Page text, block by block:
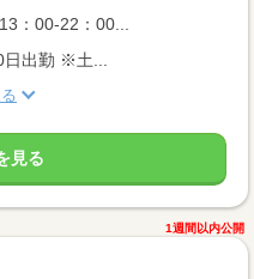
：00-22：00...
出勤 ※土...
見る
1週間以内公開